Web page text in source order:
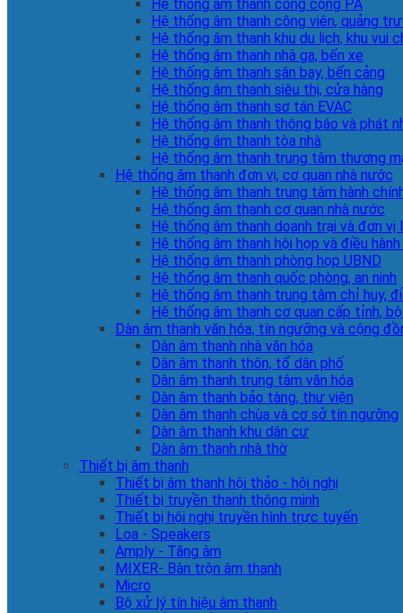
Hệ thống âm thanh công cộng PA
Hệ thống âm thanh công viên, quảng
Hệ thống âm thanh khu du lịch, khu vui
Hệ thống âm thanh nhà ga, bến xe
Hệ thống âm thanh sân bay, bến cảng
Hệ thống âm thanh siêu thị, cửa hàng
Hệ thống âm thanh sơ tán EVAC
Hệ thống âm thanh thông báo và phát
Hệ thống âm thanh tòa nhà
Hệ thống âm thanh trung tâm thương
Hệ thống âm thanh đơn vị, cơ quan nhà nước
Hệ thống âm thanh trung tâm hành
Hệ thống âm thanh cơ quan nhà nước
Hệ thống âm thanh doanh trại và đơn
Hệ thống âm thanh hội họp và điều
Hệ thống âm thanh phòng họp UBND
Hệ thống âm thanh quốc phòng, an ninh
Hệ thống âm thanh trung tâm chỉ huy,
Hệ thống âm thanh cơ quan cấp tỉnh,
Dàn âm thanh văn hóa, tín ngưỡng và cộng
Dàn âm thanh nhà văn hóa
Dàn âm thanh thôn, tổ dân phố
Dàn âm thanh trung tâm văn hóa
Dàn âm thanh bảo tàng, thư viện
Dàn âm thanh chùa và cơ sở tín ngưỡng
Dàn âm thanh khu dân cư
Dàn âm thanh nhà thờ
Thiết bị âm thanh
Thiết bị âm thanh hội thảo - hội nghị
Thiết bị truyền thanh thông minh
Thiết bị hội nghị truyền hình trực tuyến
Loa - Speakers
Amply - Tăng âm
MIXER- Bàn trộn âm thanh
Micro
Bộ xử lý tín hiệu âm thanh